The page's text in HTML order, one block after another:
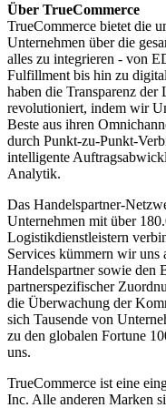
Über TrueCommerce
TrueCommerce bietet die
Unternehmen über die
alles zu integrieren - von
Fulfillment bis hin zu
haben die Transparenz
revolutioniert, indem wir
Beste aus ihren
durch Punkt-zu-Punkt-
intelligente
Analytik.
Das Handelspartner-
Unternehmen mit über
Logistikdienstleistern
Services kümmern wir uns
Handelspartner sowie den
partnerspezifischer
die Überwachung der
sich Tausende von
zu den globalen Fortune
uns.
TrueCommerce ist eine
Inc. Alle anderen Marken